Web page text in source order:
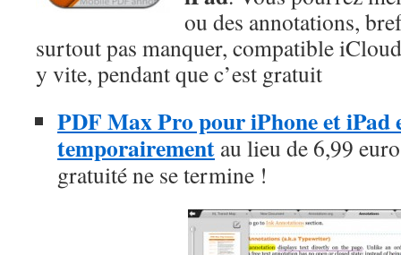
ou des annotations,
surtout pas manquer, compatible
y vite, pendant que c’est gratuit
PDF Max Pro pour iPhone et
temporairement au lieu de 6,99
gratuité ne se termine !